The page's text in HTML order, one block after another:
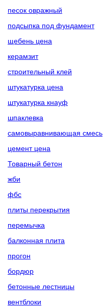
песок овражный
подсыпка под фундамент
щебень цена
керамзит
строительный клей
штукатурка цена
штукатурка кнауф
шпаклевка
самовыравнивающая смесь
цемент цена
Товарный бетон
жби
фбс
плиты перекрытия
перемычка
балконная плита
прогон
бордюр
бетонные лестницы
вентблоки